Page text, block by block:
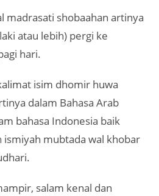
madrasati shobaahan artinya
atau lebih) pergi ke
hari.
isim dhomir huwa
dalam Bahasa Arab
bahasa Indonesia baik
ismiyah mubtada wal khobar
salam kenal dan